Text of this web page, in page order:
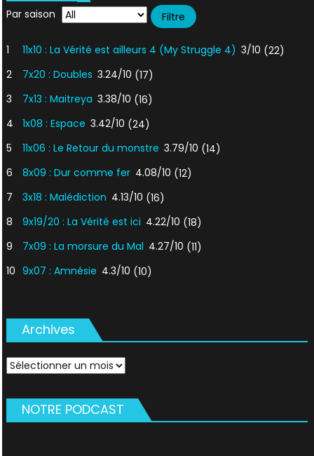
Par saison
1 11x10 : La Vérité est ailleurs 4 (My Struggle 4) 3/10 (22)
2
7x20 : Doubles 3.24/10 (17)
3
7x13 : Maitreya 3.38/10 (16)
4
1x08 : Espace 3.42/10 (24)
5
11x06 : Le Retour du monstre 3.79/10 (14)
6
8x09 : Dur comme fer 4.08/10 (12)
7
3x18 : Malédiction 4.13/10 (16)
8
9x19/20 : La Vérité est ici 4.22/10 (18)
9
7x09 : La morsure du Mal 4.27/10 (11)
10 9x07 : Amnésie 4.3/10 (10)
Archives
Archives
NOTRE PODCAST